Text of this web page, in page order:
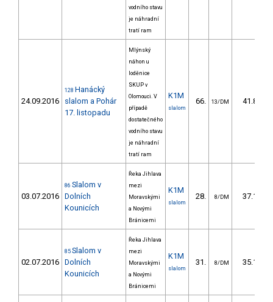
vodního stavu
je náhradní
tratí ram
24.09.2016
128 Hanácký
slalom a Pohár
17. listopadu
Mlýnský
náhon u
loděnice
SKUP v
Olomouci. V
případě
dostatečného
vodního stavu
je náhradní
tratí ram
K1M
slalom
66. 13/DM 41.80
03.07.2016
86 Slalom v
Dolních
Kounicích
Řeka Jihlava
mezi
Moravskými
a Novými
Bránicemi
K1M
slalom
28. 8/DM 37.10
02.07.2016
85 Slalom v
Dolních
Kounicích
Řeka Jihlava
mezi
Moravskými
a Novými
Bránicemi
K1M
slalom
31. 8/DM 35.10